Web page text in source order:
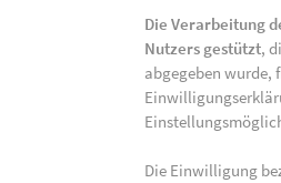
Die Verarbeitung
Nutzers gestützt,
abgegeben wurde,
Die Einwilligung